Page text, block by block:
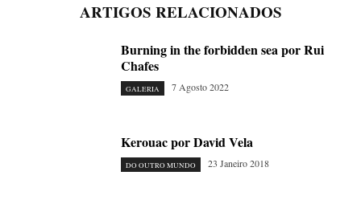
ARTIGOS RELACIONADOS
Burning in the forbidden sea por Rui
Chafes
GALERIA 7 Agosto 2022
Kerouac por David Vela
DO OUTRO MUNDO 23 Janeiro 2018